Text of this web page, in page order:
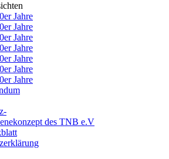
Jahre
Jahre
Jahre
Jahre
Jahre
Jahre
Jahre
des TNB e.V